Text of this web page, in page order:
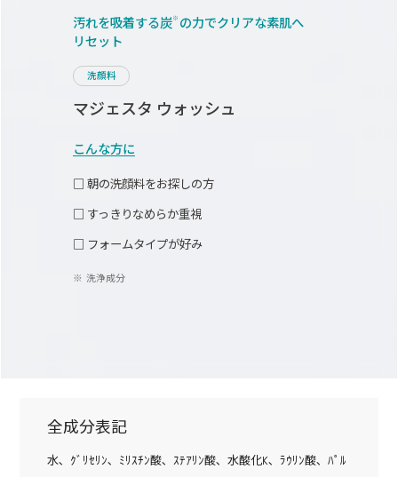
汚れを吸着する炭※ の力でクリアな素肌へ
リセット
洗顔料
マジェスタ ウォッシュ
こんな方に
□ 朝の洗顔料をお探しの方
□ すっきりなめらか重視
□ フォームタイプが好み
洗浄成分
全成分表記
水､ ｸﾞﾘｾﾘﾝ､ ﾐﾘｽﾁﾝ酸､ ｽﾃｱﾘﾝ酸､ 水酸化K､ ﾗｳﾘﾝ酸､ ﾊﾟﾙ